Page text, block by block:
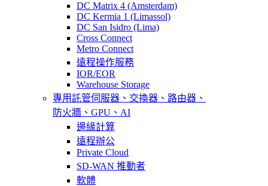
DC Matrix 4 (Amsterdam)
DC Kermia 1 (Limassol)
DC San Isidro (Lima)
Cross Connect
Metro Connect
遠程操作服務
IOR/EOR
Warehouse Storage
專用託管伺服器、交換器、路由器、
防火牆、GPU、AI
邊緣計算
遠程辦公
Private Cloud
SD-WAN 推動者
軟體